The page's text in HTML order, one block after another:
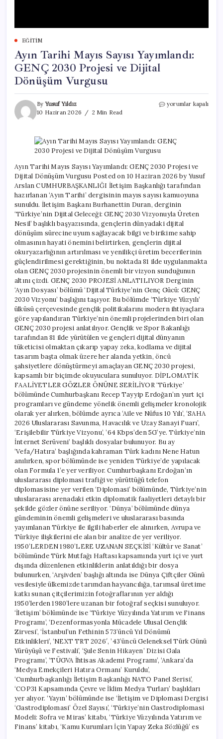
EĞITIM
Ayın Tarihi Mayıs Sayısı Yayımlandı:
GENÇ 2030 Projesi ve Dijital
Dönüşüm Vurgusu
ByYusuf Yıldız
10 Haziran 2026
2 Min Read
Ayın
Yayımlandı:
GENÇ
Projesi
Dijital
Dönüşüm
Vurgusu
için
yorumlar kapalı
Ayın Tarihi Mayıs Sayısı Yayımlandı: GENÇ 2030 Projesi ve
Dijital Dönüşüm Vurgusu Posted on 10 Haziran 2026 by Yusuf
Arslan CUMHURBAŞKANLIĞI İletişim Başkanlığı tarafından
hazırlanan ‘Ayın Tarihi’ dergisinin mayıs sayısı kamuoyuna
sunuldu. İletişim Başkanı Burhanettin Duran, derginin
‘Türkiye’nin Dijital Geleceği: GENÇ 2030 Vizyonuyla Üreten
Nesil’ başlıklı başyazısında, gençlerin dünyadaki dijital
dönüşüm sürecine uyum sağlayacak bilgi ve birikime sahip
olmasının hayati önemini belirtirken, gençlerin dijital
okuryazarlığının artırılması ve yenilikçi üretim becerilerinin
güçlendirilmesi gerektiğinin, bu noktada 81 ilde uygulanmakta
olan GENÇ 2030 projesinin önemli bir vizyon sunduğunun
altını çizdi. GENÇ 2030 PROJESİ ANLATILIYOR Derginin
‘Ayın Dosyası’ bölümü ‘Dijital Türkiye’nin Genç Gücü: GENÇ
2030 Vizyonu’ başlığını taşıyor. Bu bölümde ‘Türkiye Yüzyılı’
ülküsü çerçevesinde gençlik politikalarını modern ihtiyaçlara
göre yapılandıran Türkiye’nin önemli projelerinden biri olan
GENÇ 2030 projesi anlatılıyor. Gençlik ve Spor Bakanlığı
tarafından 81 ilde yürütülen ve gençleri dijital dünyanın
tüketicisi olmaktan çıkarıp yapay zeka, kodlama ve dijital
tasarım başta olmak üzere her alanda yetkin, öncü
şahsiyetlere dönüştürmeyi amaçlayan GENÇ 2030 projesi,
kapsamlı bir biçimde okuyuculara sunuluyor. DİPLOMATİK
FAALİYETLER GÖZLER ÖNÜNE SERİLİYOR ‘Türkiye’
bölümünde Cumhurbaşkanı Recep Tayyip Erdoğan’ın yurt içi
programları ve gündeme yönelik önemli gelişmeler kronolojik
olarak yer alırken, bölümde ayrıca ‘Aile ve Nüfus 10 Yılı’, ‘SAHA
2026 Uluslararası Savunma, Havacılık ve Uzay Sanayi Fuarı’,
‘Erişilebilir Türkiye Vizyonu’, ’64 Kbps’den 5G’ye. Türkiye’nin
İnternet Serüveni’ başlıklı dosyalar bulunuyor. Bu ay
‘Vefa/Hatıra’ başlığında kahraman Türk kadını Nene Hatun
anılırken, spor bölümünde ise yeniden Türkiye’de yapılacak
olan Formula 1’e yer veriliyor. Cumhurbaşkanı Erdoğan’ın
uluslararası diplomasi trafiği ve yürüttüğü telefon
diplomasisine yer verilen ‘Diplomasi’ bölümünde, Türkiye’nin
uluslararası arenadaki etkin diplomatik faaliyetleri detaylı bir
şekilde gözler önüne seriliyor. ‘Dünya’ bölümünde dünya
gündeminin önemli gelişmeleri ve uluslararası basında
yayımlanan Türkiye ile ilgili haberler ele alınırken, Avrupa ve
Türkiye ilişkilerini ele alan bir analize de yer veriliyor.
1950’LERDEN 1980’LERE UZANAN SEÇKİSİ ‘Kültür ve Sanat’
bölümünde Türk Mutfağı Haftası kapsamında yurt içi ve yurt
dışında düzenlenen etkinliklerin anlatıldığı bir dosya
bulunurken, ‘Arşivden’ başlığı altında ise Dünya Çiftçiler Günü
vesilesiyle ülkemizde tarımdan hayvancılığa, tarımsal üretime
katkı sunan çitçilerimizin fotoğraflarının yer aldığı
1950’lerden 1980’lere uzanan bir fotoğraf seçkisi sunuluyor.
‘İletişim’ bölümünde ise ‘Türkiye Yüzyılında Yatırım ve Finans
Programı’, ‘Dezenformasyonla Mücadele Ulusal Gençlik
Zirvesi’, ‘İstanbul’un Fethinin 573’üncü Yıl Dönümü
Etkinlikleri’, ‘NEXT TRT 2026′, ’43’üncü Geleneksel Türk Günü
Yürüyüşü ve Festivali’, ‘Şule Senin Hikayen’ Dizisi Gala
Programı’, ‘TÜGVA İhtisas Akademi Programı’, ‘Ankara’da
‘Medya Emekçileri Hatıra Ormanı’ Kuruldu’,
‘Cumhurbaşkanlığı İletişim Başkanlığı NATO Panel Serisi’,
‘COP31 Kapsamında Çevre ve İklim Medya Turları’ başlıkları
yer alıyor. ‘Yayın’ bölümünde ise ‘İletişim ve Diplomasi Dergisi
‘Gastrodiplomasi’ Özel Sayısı’, ‘Türkiye’nin Gastrodiplomasi
Modeli: Sofra ve Miras’ kitabı, ‘Türkiye Yüzyılında Yatırım ve
Finans’ kitabı, ‘Kamu Kurumları İçin Yapay Zeka Sözlüğü’ es